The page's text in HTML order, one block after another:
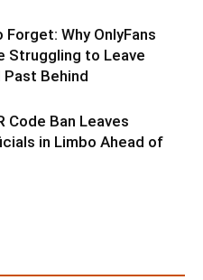
Why OnlyFans
Struggling to Leave
Behind
Code Ban Leaves
in Limbo Ahead of